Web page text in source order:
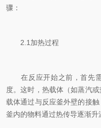
骤：
2.1加热过程
在反应开始之前，首先需
度。这时，热载体（如蒸汽
载体通过与反应釜外壁的接
釜内的物料通过热传导逐渐升